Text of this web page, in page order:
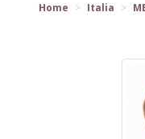
Home Italia